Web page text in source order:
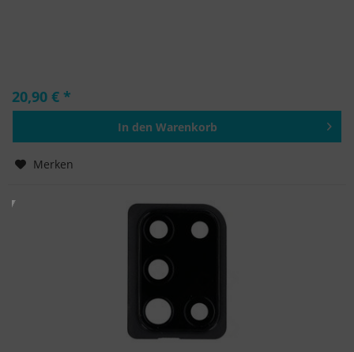
20,90 € *
In den Warenkorb
Merken